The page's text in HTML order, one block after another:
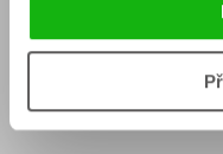
KONTAKTY
Sídlo společnosti